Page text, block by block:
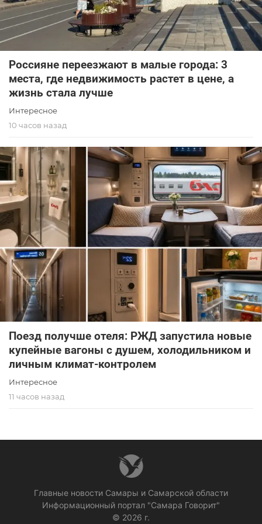
Россияне переезжают в малые города: 3
места, где недвижимость растет в цене, а
жизнь стала лучше
Интересное
10 часов назад
Поезд получше отеля: РЖД запустила новые
купейные вагоны с душем, холодильником и
личным климат-контролем
Интересное
11 часов назад
Главные новости Самары и Самарской области
Информационный портал "Самара Говорит"
© 2026 г.